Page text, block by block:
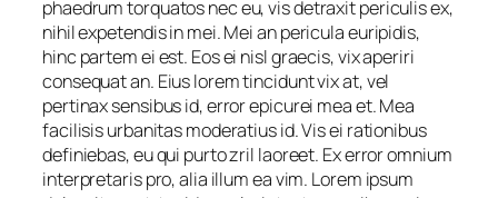
phaedrum torquatos nec eu, vis detraxit periculis ex,
nihil expetendis in mei. Mei an pericula euripidis,
hinc partem ei est. Eos ei nisl graecis, vix aperiri
consequat an. Eius lorem tincidunt vix at, vel
pertinax sensibus id, error epicurei mea et. Mea
facilisis urbanitas moderatius id. Vis ei rationibus
definiebas, eu qui purto zril laoreet. Ex error omnium
interpretaris pro, alia illum ea vim. Lorem ipsum